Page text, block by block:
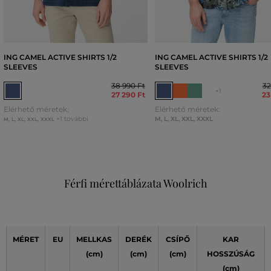
ING CAMEL ACTIVE SHIRTS 1/2
SLEEVES
38 990 Ft
27 290 Ft
Elérhető méretek:
M L XL XXL XXXL +1 további
ING CAMEL ACTIVE SHIRTS 1/2
SLEEVES
+1
Elérhető méretek:
M, L, XL, XXL, XXXL
Férfi mérettáblázata Woolrich
MÉRET EU
MELLKAS
(cm)
DERÉK
(cm)
CSÍPŐ
(cm)
KAR
HOSSZÚSÁG
(cm)